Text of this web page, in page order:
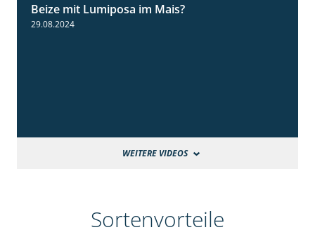
Beize mit Lumiposa im Mais?
29.08.2024
WEITERE VIDEOS
Sortenvorteile